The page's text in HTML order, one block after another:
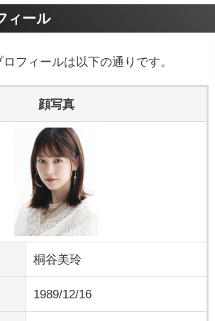
ィール
フィールは以下の通りです。
顔写真
桐谷美玲
1989/12/16